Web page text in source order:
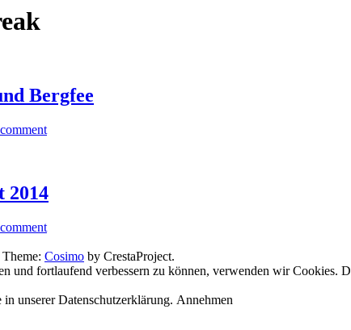
Bergfee
2014
Cosimo by CrestaProject.
und fortlaufend verbessern zu können, verwenden wir
unserer Datenschutzerklärung. Annehmen